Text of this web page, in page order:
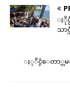
ႏိုင္
သာ
ႏုိင္ငံေတာ္သမ